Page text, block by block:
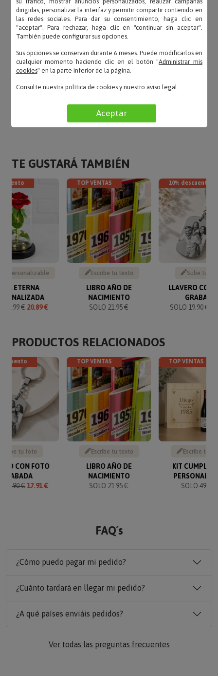
«Me encanta la vela y el diseño es elegante.»
Natalia – 16/07/2024
«Entrega muy puntual.»
TE GUSTARÁ TAMBIÉN
personalizable
ETERNA
21.99 € 20.89 €
TOP VENTAS
Escribe tu texto
LIBRO AÑO DE
NACIMIENTO
SOLO 21.95 €
10% descuento
Sube tu
LLAVERO CON
GRABADA
SOLO19.90 €
PRODUCTOS RELACIONADOS
Sube tu foto
CON FOTO
GRABADA
19.90 €17.91 €
TOP VENTAS
Escribe tu texto
LIBRO AÑO DE
NACIMIENTO
SOLO 21.95 €
TOP VENTAS
Escribe tu
KIT
SOLO 49.90
FAQ´s
¿Cómo puedo pagar mi pedido?
¿Cuánto tardará en llegar mi pedido?
¿A qué países enviáis pedidos?
Ver todas las preguntas frecuentes
dirigidas, personalizar la interfaz y permitir compartir contenido en
las redes sociales. Para dar su consentimiento, haga clic en
"aceptar". Para rechazar, haga clic en "continuar sin aceptar".
También puede configurar sus opciones.
Sus opciones se conservan durante 6 meses. Puede modificarlos en
cualquier momento haciendo clic en el botón "Administrar mis
cookies" en la parte inferior de la página.
Consulte nuestra política de cookiesy nuestro aviso legal.
Aceptar